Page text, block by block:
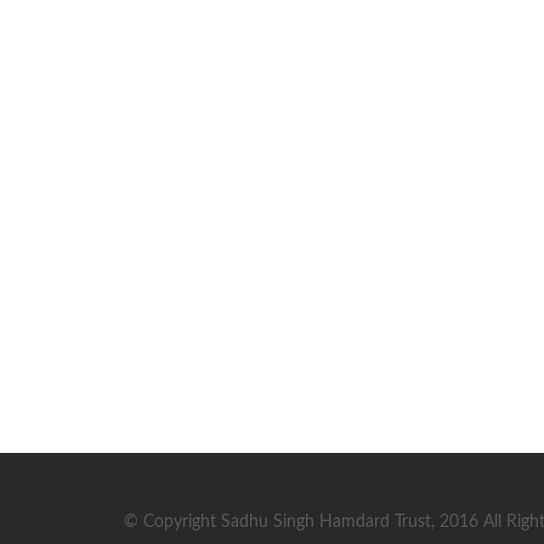
© Copyright Sadhu Singh Hamdard Trust, 2016 All